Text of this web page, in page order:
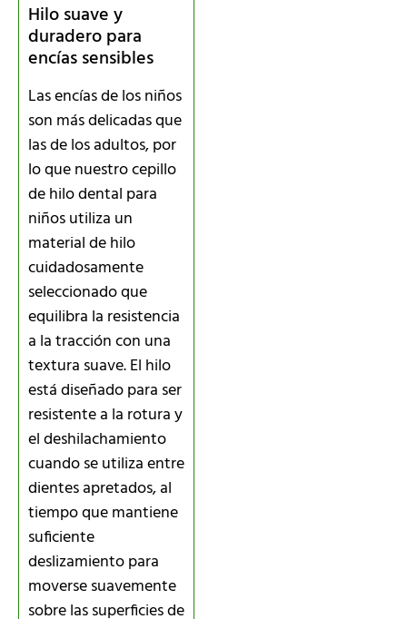
Hilo suave y
duradero para
encías sensibles
Las encías de los niños
son más delicadas que
las de los adultos, por
lo que nuestro cepillo
de hilo dental para
niños utiliza un
material de hilo
cuidadosamente
seleccionado que
equilibra la resistencia
a la tracción con una
textura suave. El hilo
está diseñado para ser
resistente a la rotura y
el deshilachamiento
cuando se utiliza entre
dientes apretados, al
tiempo que mantiene
suficiente
deslizamiento para
moverse suavemente
sobre las superficies de